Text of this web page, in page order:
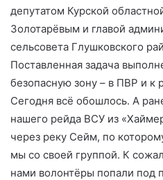
депутатом Курской
Золотарёвым и главой
сельсовета Глушковского
Поставленная задача
безопасную зону – в ПВР и к
Сегодня всё обошлось. А
нашего рейда ВСУ из
через реку Сейм, по
мы со своей группой. К
нами волонтёры попали под